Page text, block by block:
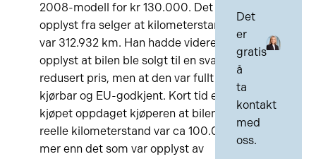
2008-modell for kr 130.000. Det var
opplyst fra selger at kilometerstand
var 312.932 km. Han hadde videre
opplyst at bilen ble solgt til en svært
redusert pris, men at den var fullt
kjørbar og EU-godkjent. Kort tid etter
kjøpet oppdaget kjøperen at bilens
reelle kilometerstand var ca 100.000
mer enn det som var opplyst av
Det
er
gratis
å
ta
kontakt
med
oss.